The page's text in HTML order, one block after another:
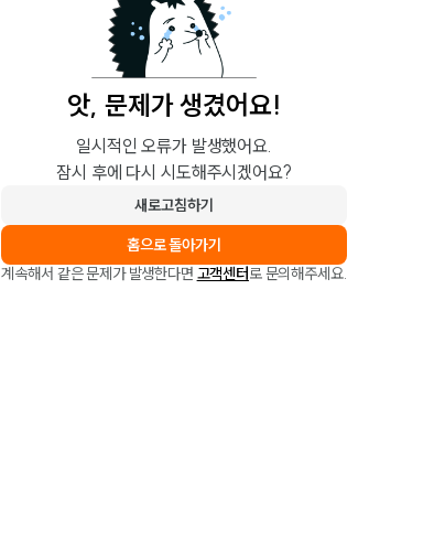
앗, 문제가 생겼어요!
일시적인 오류가 발생했어요.
잠시 후에 다시 시도해주시겠어요?
새로고침하기
홈으로 돌아가기
계속해서 같은 문제가 발생한다면 고객센터로 문의해주세요.